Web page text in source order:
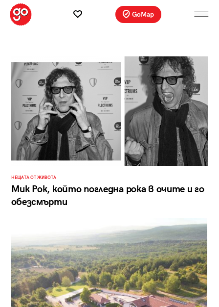
GoMap
НЕЩАТА ОТ ЖИВОТА
Мик Рок, който погледна рока в очите и го
обезсмърти